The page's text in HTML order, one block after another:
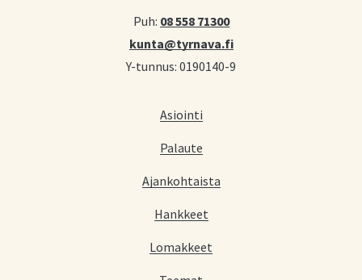
Puh: 08 558 71300
kunta@tyrnava.fi
Y-tunnus: 0190140-9
Asiointi
Palaute
Ajankohtaista
Hankkeet
Lomakkeet